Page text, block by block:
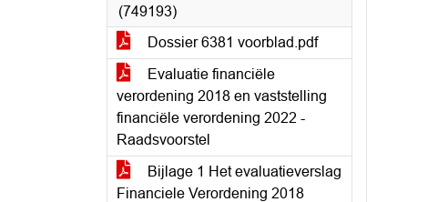
(749193)
Dossier 6381 voorblad.pdf
Evaluatie financiële
verordening 2018 en vaststelling
financiële verordening 2022 -
Raadsvoorstel
Bijlage 1 Het evaluatieverslag
Financiele Verordening 2018